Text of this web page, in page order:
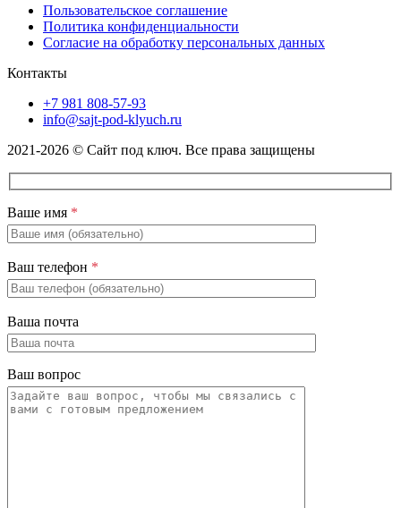
Пользовательское соглашение
Политика конфиденциальности
Согласие на обработку персональных данных
Контакты
+7 981 808-57-93
info@sajt-pod-klyuch.ru
2021-2026 © Сайт под ключ. Все права защищены
Ваше имя *
Ваш телефон *
Ваша почта
Ваш вопрос